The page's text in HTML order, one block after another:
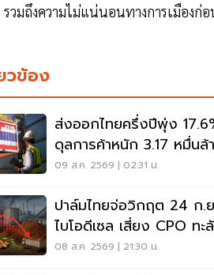
วมถึงความไม่แน่นอนทางการเมือง
วข้อง
ส่งออกไทยครึ่งปีพุ่ง
ดุลการค้าหนัก 3.17 หมื่นล้
ดอลลาร์
09 ส.ค. 2569 | 02:31 น.
ปาล์มไทยจ่อวิกฤต 24 ก.
ไบโอดีเซล เสี่ยง CPO ท
ตัน
08 ส.ค. 2569 | 21:30 น.